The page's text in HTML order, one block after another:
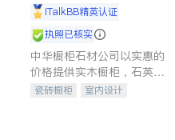
iTalkBB精英认证
执照已核实
中华橱柜石材公司以实惠的
价格提供实木橱柜，石英石
台面，多种优质不锈钢水
瓷砖橱柜
室内设计